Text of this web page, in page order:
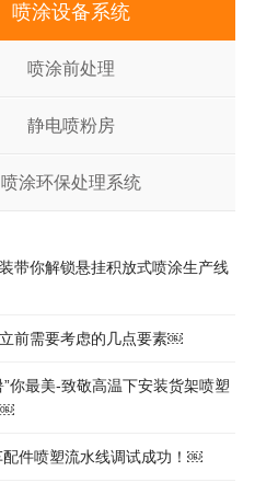
喷涂设备系统
喷涂前处理
静电喷粉房
喷涂环保处理系统
带你解锁悬挂积放式喷涂生产线
前需要考虑的几点要素￼
”你最美-致敬高温下安装货架喷塑
￼
配件喷塑流水线调试成功！￼